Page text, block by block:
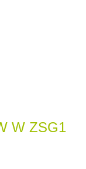
W ZSG1